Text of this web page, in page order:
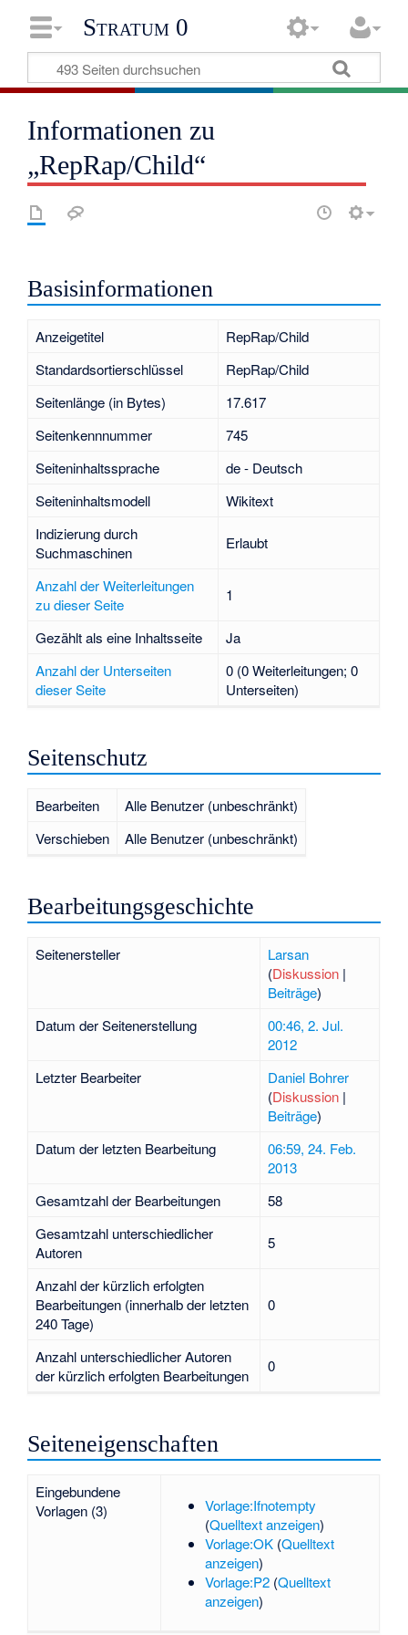
Stratum 0
Informationen zu
„RepRap/Child“
Basisinformationen
Anzeigetitel
RepRap/Child
Standardsortierschlüssel
RepRap/Child
Seitenlänge (in Bytes)
17.617
Seitenkennnummer
745
Seiteninhaltssprache
de - Deutsch
Seiteninhaltsmodell
Wikitext
Indizierung durch
Suchmaschinen
Erlaubt
Anzahl der Weiterleitungen
zu dieser Seite
1
Gezählt als eine Inhaltsseite
Ja
Anzahl der Unterseiten
dieser Seite
0 (0 Weiterleitungen; 0
Unterseiten)
Seitenschutz
Bearbeiten
Alle Benutzer (unbeschränkt)
Verschieben
Alle Benutzer (unbeschränkt)
Bearbeitungsgeschichte
Seitenersteller
Larsan
(Diskussion|
Beiträge)
Datum der Seitenerstellung
00:46, 2. Jul.
2012
Letzter Bearbeiter
Daniel Bohrer
(Diskussion|
Beiträge)
Datum der letzten Bearbeitung
06:59, 24. Feb.
2013
Gesamtzahl der Bearbeitungen
58
Gesamtzahl unterschiedlicher
Autoren
5
Anzahl der kürzlich erfolgten
Bearbeitungen (innerhalb der letzten
240 Tage)
0
Anzahl unterschiedlicher Autoren
der kürzlich erfolgten Bearbeitungen
0
Seiteneigenschaften
Eingebundene
Vorlagen (3)
Vorlage:Ifnotempty
(Quelltext anzeigen)
Vorlage:OK(Quelltext
anzeigen)
Vorlage:P2(Quelltext
anzeigen)